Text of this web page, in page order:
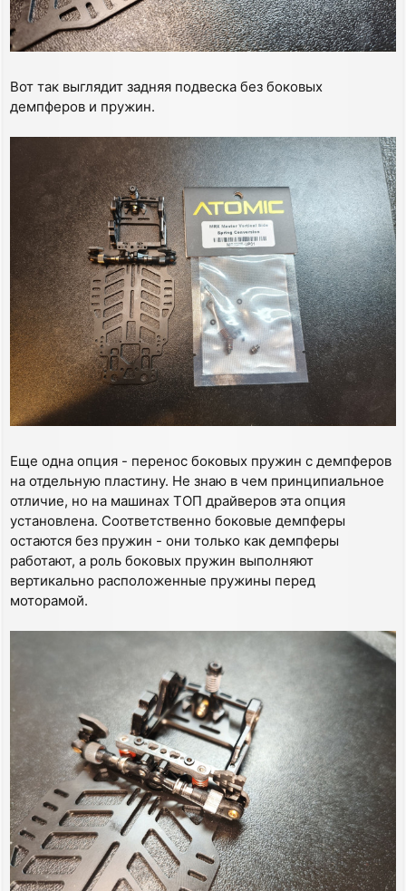
Вот так выглядит задняя подвеска без боковых
демпферов и пружин.
Еще одна опция - перенос боковых пружин с демпферов
на отдельную пластину. Не знаю в чем принципиальное
отличие, но на машинах ТОП драйверов эта опция
установлена. Соответственно боковые демпферы
остаются без пружин - они только как демпферы
работают, а роль боковых пружин выполняют
вертикально расположенные пружины перед
моторамой.